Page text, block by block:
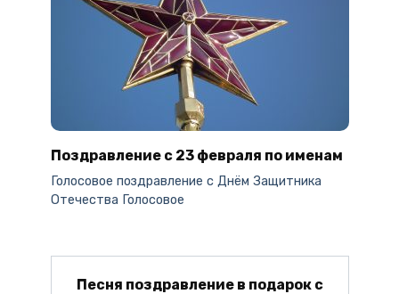
Поздравление с 23 февраля по именам
Голосовое поздравление c Днём Защитника
Отечества Голосовое
Песня поздравление в подарок с